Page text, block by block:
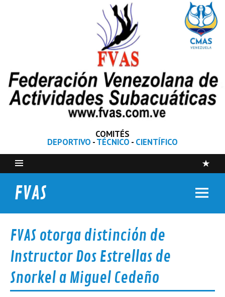
COMITÉS
DEPORTIVO -TÉCNICO - CIENTÍFICO
FVAS
FVAS otorga distinción de
Instructor Dos Estrellas de
Snorkel a Miguel Cedeño